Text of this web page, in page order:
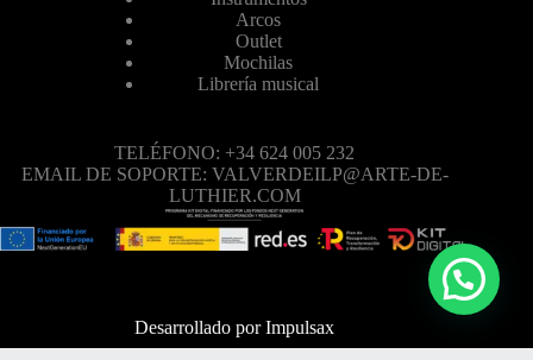
Arcos
Outlet
Mochilas
Librería musical
TELÉFONO: +34 624 005 232
EMAIL DE SOPORTE: VALVERDEILP@ARTE-DE-
LUTHIER.COM
Desarrollado porImpulsax